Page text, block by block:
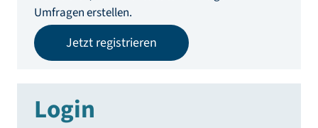
Umfragen erstellen.
Jetzt registrieren
Login